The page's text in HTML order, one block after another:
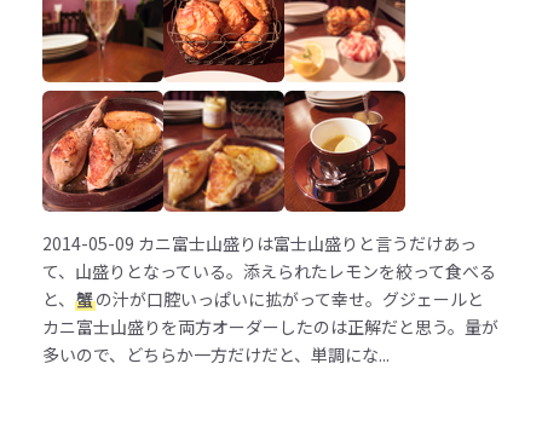
2014-05-09 カニ富士山盛りは富士山盛りと言うだけあっ
て、山盛りとなっている。添えられたレモンを絞って食べる
と、 蟹の汁が口腔いっぱいに拡がって幸せ。グジェールと
カニ富士山盛りを両方オーダーしたのは正解だと思う。量が
多いので、どちらか一方だけだと、単調にな...